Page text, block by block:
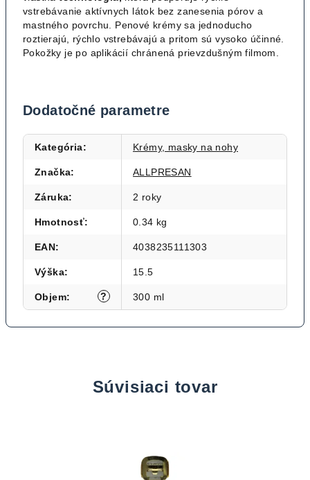
vstrebávanie aktívnych látok bez zanesenia pórov a
mastného povrchu. Penové krémy sa jednoducho
roztierajú, rýchlo vstrebávajú a pritom sú vysoko účinné.
Pokožky je po aplikácií chránená prievzdušným filmom.
Dodatočné parametre
Kategória: Krémy, masky na nohy
Značka: ALLPRESAN
Záruka: 2 roky
Hmotnosť: 0.34 kg
EAN: 4038235111303
Výška: 15.5
?
Objem: 300 ml
Súvisiaci tovar